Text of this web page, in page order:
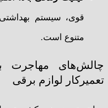
قوی، سیستم
متنوع است.
چالش‌های مهاجرت
تعمیرکار لوازم برقی